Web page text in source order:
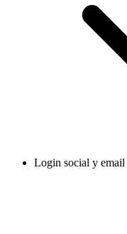
Login social y email